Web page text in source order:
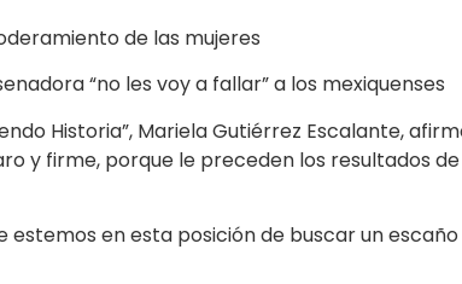
de las mujeres
“no les voy a fallar” a los mexiquenses
Historia”, Mariela Gutiérrez Escalante,
y firme, porque le preceden los resultados de
en esta posición de buscar un